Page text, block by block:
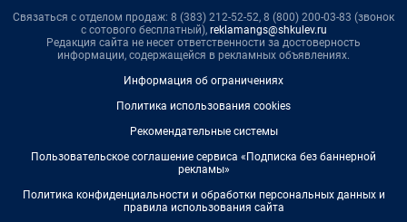
Связаться с отделом продаж: 8 (383) 212-52-52, 8 (800) 200-03-83 (звонок
с сотового бесплатный), reklamangs@shkulev.ru
Редакция сайта не несет ответственности за достоверность
информации, содержащейся в рекламных объявлениях.
Информация об ограничениях
Политика использования cookies
Рекомендательные системы
Пользовательское соглашение сервиса «Подписка без баннерной
рекламы»
Политика конфиденциальности и обработки персональных данных и
правила использования сайта